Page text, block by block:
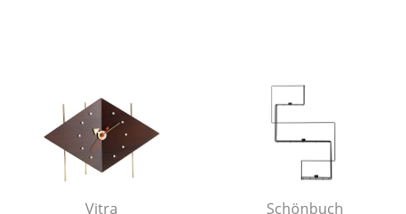
Accessoires
Uhren
SpiegelVitra Schönbuch